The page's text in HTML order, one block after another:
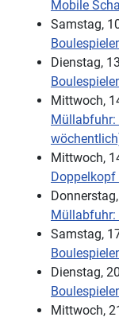
Mobile
Samstag,
Dienstag,
Mittwoch,
Müllabfuhr:
Mittwoch,
Müllabfuhr:
Samstag,
Dienstag,
Mittwoch,